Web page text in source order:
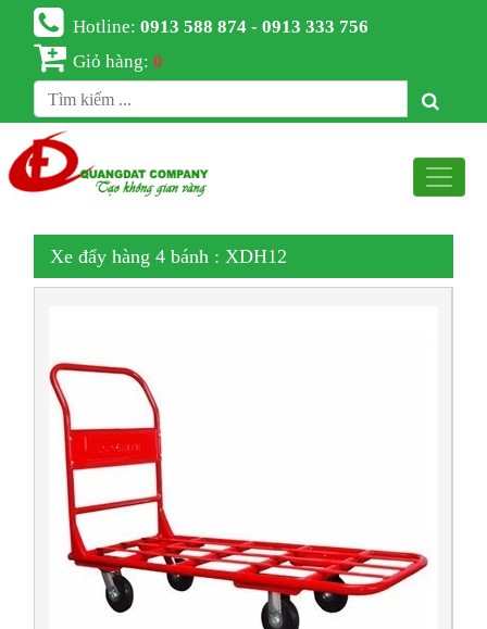
Hotline:0913 588 874 - 0913 333 756
Giỏ hàng:0
Xe đẩy hàng 4 bánh : XDH12